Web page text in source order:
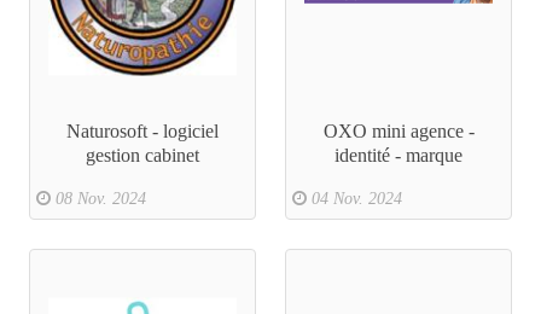
Naturosoft - logiciel
gestion cabinet
08 Nov. 2024
OXO mini agence -
identité - marque
04 Nov. 2024